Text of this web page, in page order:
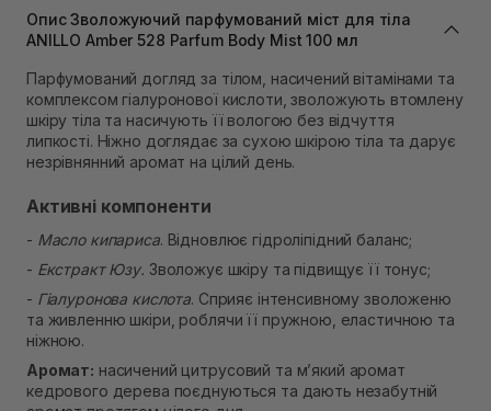
В наявності
Самовивіз м. Львів, вул. Степана Бандери 45
Самовивіз м. Рівне, вул. 16-го Липня, 15
В наявності
Самовивіз м. Рівне, вул. Кулика і Гудачека 23 (ТЦ
Екватор)
В наявності
Опис Зволожуючий парфумований міст для тіла
ANILLO Amber 528 Parfum Body Mist 100 мл
Парфумований догляд за тілом, насичений вітамінами та
комплексом гіалуронової кислоти, зволожують втомлену
шкіру тіла та насичують її вологою без відчуття
липкості. Ніжно доглядає за сухою шкірою тіла та дарує
незрівнянний аромат на цілий день.
Активні компоненти
- Масло кипариса. Відновлює гідроліпідний баланс;
- Екстракт Юзу. Зволожує шкіру та підвищує її тонус;
- Гіалуронова кислота. Сприяє інтенсивному зволоженю
та живленню шкіри, роблячи її пружною, еластичною та
ніжною.
Аромат: насичений цитрусовий та м’який аромат
кедрового дерева поєднуються та дають незабутній